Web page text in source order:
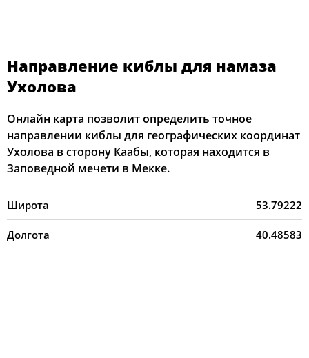
Направление киблы для намаза
Ухолова
Онлайн карта позволит определить точное
направлении киблы для географических координат
Ухолова в сторону Каабы, которая находится в
Заповедной мечети в Мекке.
Широта 53.79222
Долгота 40.48583